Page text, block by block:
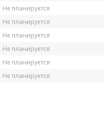
Не планируется
Не планируется
Не планируется
Не планируется
Не планируется
Не планируется